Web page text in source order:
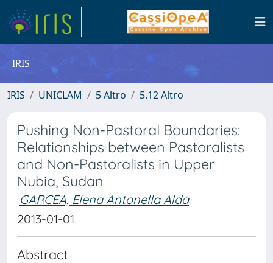
IRIS
IRIS UNICLAM 5 Altro 5.12 Altro
Pushing Non-Pastoral Boundaries:
Relationships between Pastoralists
and Non-Pastoralists in Upper
Nubia, Sudan
GARCEA, Elena Antonella Alda
2013-01-01
Abstract